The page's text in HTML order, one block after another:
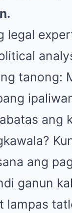
legal
tanong:
ang
ang
ganun
lampas